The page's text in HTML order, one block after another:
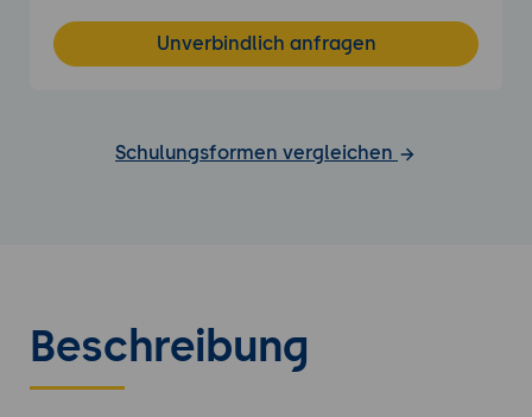
Unverbindlich anfragen
Schulungsformen vergleichen
Beschreibung